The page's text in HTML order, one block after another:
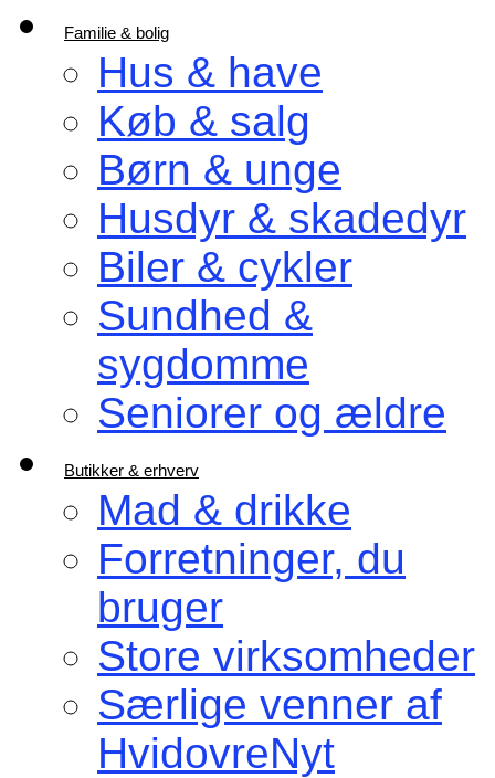
Familie & bolig
Hus & have
Køb & salg
Børn & unge
Husdyr & skadedyr
Biler & cykler
Sundhed &
sygdomme
Seniorer og ældre
Butikker & erhverv
Mad & drikke
Forretninger, du
bruger
Store virksomheder
Særlige venner af
HvidovreNyt